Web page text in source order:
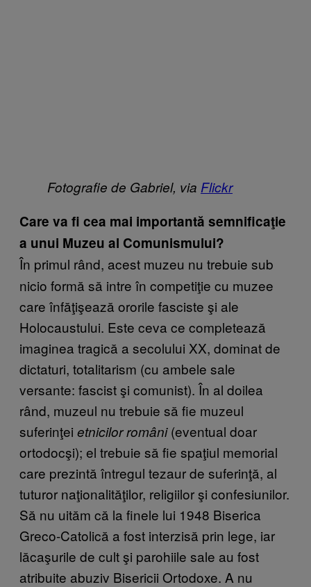
Fotografie de Gabriel, via Fli​ckr
Care va fi cea mai importantă semnificaţie
a unui Muzeu al Comunismului?
În primul rând, acest muzeu nu trebuie sub
nicio formă să intre în competiţie cu muzee
care înfăţişează ororile fasciste şi ale
Holocaustului. Este ceva ce completează
imaginea tragică a secolului XX, dominat de
dictaturi, totalitarism (cu ambele sale
versante: fascist şi comunist). În al doilea
rând, muzeul nu trebuie să fie muzeul
suferinţei etnicilor români(eventual doar
ortodocşi); el trebuie să fie spaţiul memorial
care prezintă întregul tezaur de suferinţă, al
tuturor naţionalităţilor, religiilor şi confesiunilor.
Să nu uităm că la finele lui 1948 Biserica
Greco-Catolică a fost interzisă prin lege, iar
lăcaşurile de cult şi parohiile sale au fost
atribuite abuziv Bisericii Ortodoxe. A nu